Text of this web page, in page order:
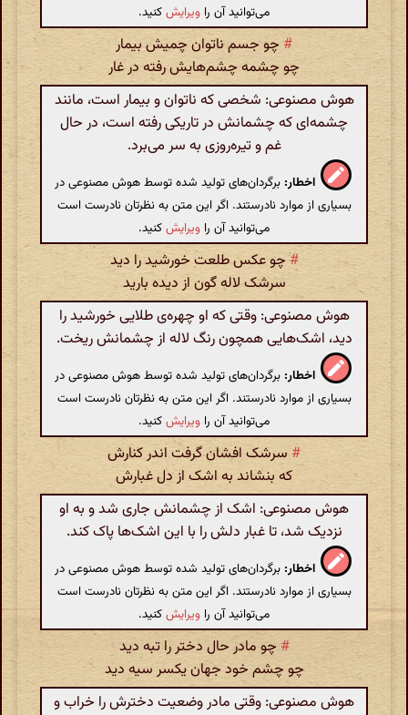
می‌توانید آن را ویرایشکنید.
# چو جسم ناتوان چمیش بیمار
چو چشمه چشم‌هایش رفته در غار
هوش مصنوعی: شخصی که ناتوان و بیمار است، مانند
چشمه‌ای که چشمانش در تاریکی رفته است، در حال
غم و تیره‌روزی به سر می‌برد.
اخطار: برگردان‌های تولید شده توسط هوش مصنوعی در
بسیاری از موارد نادرستند. اگر این متن به نظرتان نادرست است
می‌توانید آن را ویرایشکنید.
#چو عکس طلعت خورشید را دید
سرشک لاله گون از دیده بارید
هوش مصنوعی: وقتی که او چهره‌ی طلایی خورشید را
دید، اشک‌هایی همچون رنگ لاله از چشمانش ریخت.
اخطار: برگردان‌های تولید شده توسط هوش مصنوعی در
بسیاری از موارد نادرستند. اگر این متن به نظرتان نادرست است
می‌توانید آن را ویرایشکنید.
# سرشک افشان گرفت اندر کنارش
که بنشاند به اشک از دل غبارش
هوش مصنوعی: اشک از چشمانش جاری شد و به او
نزدیک شد، تا غبار دلش را با این اشک‌ها پاک کند.
اخطار: برگردان‌های تولید شده توسط هوش مصنوعی در
بسیاری از موارد نادرستند. اگر این متن به نظرتان نادرست است
می‌توانید آن را ویرایشکنید.
# چو مادر حال دختر را تبه دید
چو چشم خود جهان یکسر سیه دید
هوش مصنوعی: وقتی مادر وضعیت دخترش را خراب و